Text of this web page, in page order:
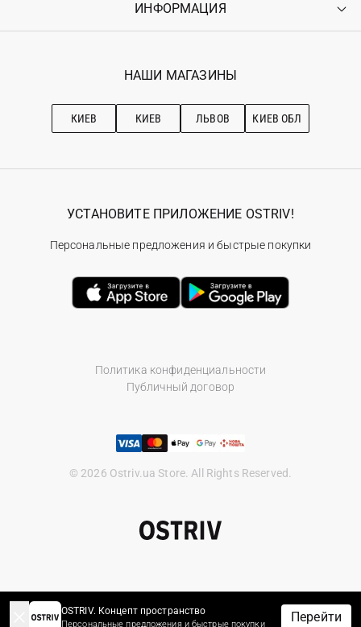
Возврат
Гарантия
Войти
Ostriv Club+
ИНФОРМАЦИЯ
Наши магазини
Рекомендации по уходу
НАШИ МАГАЗИНЫ
КИЕВ КИЕВ ЛЬВОВ КИЕВ ОБЛ
Политика конфиденциальности
Публичный договор
© 2026 Ostriv.ua Store. All Rights Reserved.
УСТАНОВИТЕ ПРИЛОЖЕНИЕ OSTRIV!
Персональные предложения и быстрые покупки
OSTRIV. Концепт пространство
Персональные предложения и быстрые покупки Перейти